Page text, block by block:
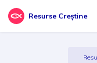
Resurse Creștine